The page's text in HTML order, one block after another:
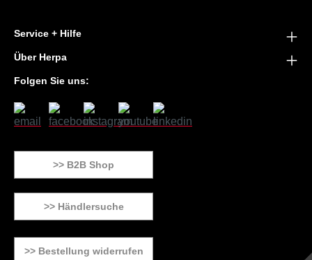
Service + Hilfe
Über Herpa
Folgen Sie uns:
>> B2B Shop
>> Händlersuche
>> Bestellung widerrufen